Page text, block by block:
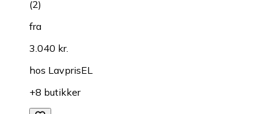
(2)
fra
3.040 kr.
hos LavprisEL
+8 butikker